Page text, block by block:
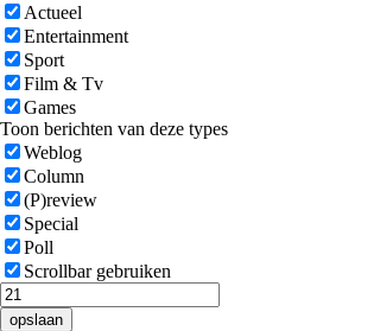
Actueel
Entertainment
Sport
Film & Tv
Games
Toon berichten van deze types
Weblog
Column
(P)review
Special
Poll
Scrollbar gebruiken
opslaan